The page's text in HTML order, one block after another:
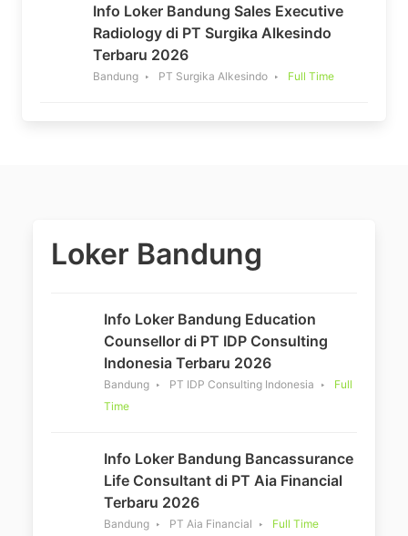
Info Loker Bandung Sales Executive
Radiology di PT Surgika Alkesindo
Terbaru 2026
Bandung PT Surgika Alkesindo Full Time
Loker Bandung
Info Loker Bandung Education
Counsellor di PT IDP Consulting
Indonesia Terbaru 2026
Bandung PT IDP Consulting Indonesia
Full
Time
Info Loker Bandung Bancassurance
Life Consultant di PT Aia Financial
Terbaru 2026
Bandung PT Aia Financial Full Time